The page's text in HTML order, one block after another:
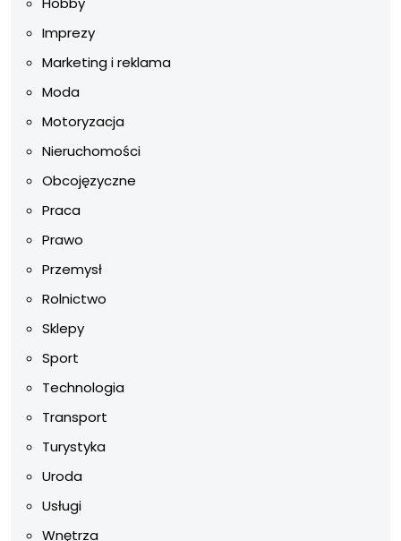
Imprezy
Marketing i reklama
Moda
Motoryzacja
Nieruchomości
Obcojęzyczne
Praca
Prawo
Przemysł
Rolnictwo
Sklepy
Sport
Technologia
Transport
Turystyka
Uroda
Usługi
Wnętrza